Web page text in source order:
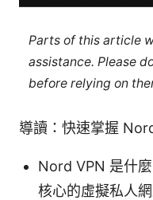
Parts of this article
assistance. Please
before relying on
導讀：快速掌握
Nord VPN 是什
核心的虛擬私人